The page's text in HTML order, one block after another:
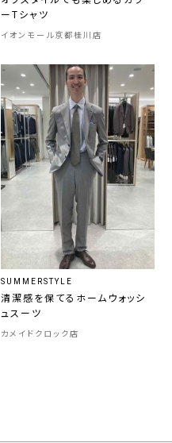
ーTシャツ
イオンモール京都桂川店
SUMMERSTYLE
清潔感を保てるホームウォッシ
ュスーツ
カメイドクロック店